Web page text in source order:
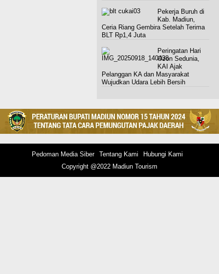
Pekerja Buruh di
Kab. Madiun,
Ceria Riang Gembira Setelah Terima
BLT Rp1,4 Juta
Peringatan Hari
Ozon Sedunia,
KAI Ajak
Pelanggan KA dan Masyarakat
Wujudkan Udara Lebih Bersih
Pedoman Media Siber Tentang Kami
Hubungi Kami
Copyright @2022 Madiun Tourism